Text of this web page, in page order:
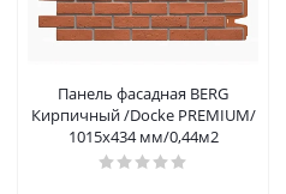
Панель фасадная BERG
Кирпичный /Docke PREMIUM/
1015х434 мм/0,44м2